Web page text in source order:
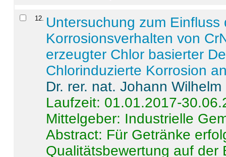
12
Untersuchung zum
Korrosionsverhalten von
erzeugter Chlor basierter
Chlorinduzierte Korrosion
Dr. rer. nat. Johann
Laufzeit: 01.01.2017-
Mittelgeber: Industrielle
Abstract: Für Getränke
Qualitätsbewertung auf der